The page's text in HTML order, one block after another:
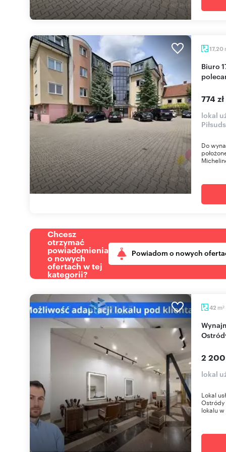
17,20
Biuro 17 m² z monitoringiem i klimatyzacją -
774 zł
lokal
Do
Chcesz
otrzymać
powiadomienia
o nowych
ofertach w tej
kategorii?
Powiadom o nowych
42 m2
Wynajmę lokal usługowy 42 m² w centrum
2
lokal
Lokal
Ostródy
lokalu